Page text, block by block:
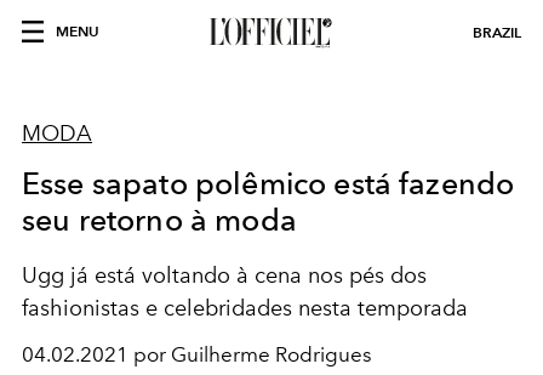
MENU BRAZIL
MODA
Esse sapato polêmico está fazendo
seu retorno à moda
Ugg já está voltando à cena nos pés dos
fashionistas e celebridades nesta temporada
04.02.2021 por Guilherme Rodrigues